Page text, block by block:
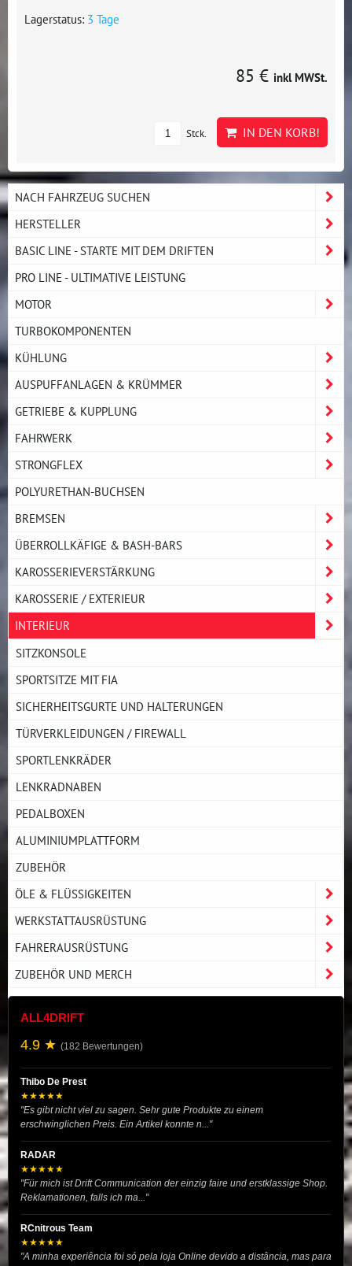
Lagerstatus: 3 Tage
85 € inkl MWSt.
Stck. IN DEN KORB!
NACH FAHRZEUG SUCHEN
HERSTELLER
BASIC LINE - STARTE MIT DEM DRIFTEN
PRO LINE - ULTIMATIVE LEISTUNG
MOTOR
TURBOKOMPONENTEN
KÜHLUNG
AUSPUFFANLAGEN & KRÜMMER
GETRIEBE & KUPPLUNG
FAHRWERK
STRONGFLEX
POLYURETHAN-BUCHSEN
BREMSEN
ÜBERROLLKÄFIGE & BASH-BARS
KAROSSERIEVERSTÄRKUNG
KAROSSERIE / EXTERIEUR
INTERIEUR
SITZKONSOLE
SPORTSITZE MIT FIA
SICHERHEITSGURTE UND HALTERUNGEN
TÜRVERKLEIDUNGEN / FIREWALL
SPORTLENKRÄDER
LENKRADNABEN
PEDALBOXEN
ALUMINIUMPLATTFORM
ZUBEHÖR
ÖLE & FLÜSSIGKEITEN
WERKSTATTAUSRÜSTUNG
FAHRERAUSRÜSTUNG
ZUBEHÖR UND MERCH
ALL4DRIFT
4.9 ★ (182 Bewertungen)
Thibo De Prest
★★★★★
"Es gibt nicht viel zu sagen. Sehr gute Produkte zu einem
erschwinglichen Preis. Ein Artikel konnte n..."
RADAR
★★★★★
"Für mich ist Drift Communication der einzig faire und erstklassige Shop.
Reklamationen, falls ich ma..."
RCnitrous Team
★★★★★
"A minha experiência foi só pela loja Online devido a distância, mas para